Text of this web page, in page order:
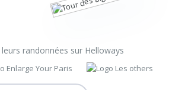
randonnées sur Helloways